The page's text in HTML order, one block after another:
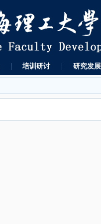
培训研讨 研究发展